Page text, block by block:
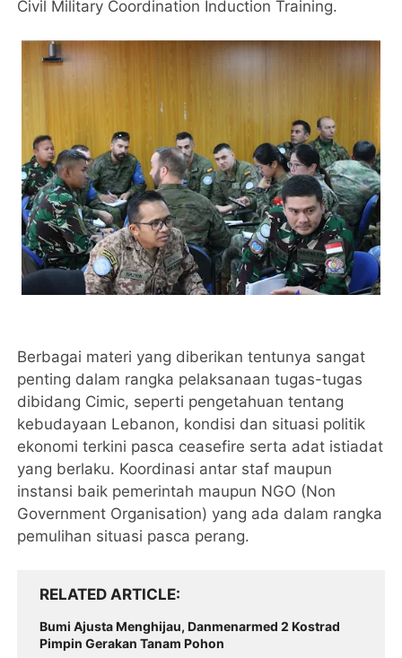
Civil Military Coordination Induction Training.
Berbagai materi yang diberikan tentunya sangat
penting dalam rangka pelaksanaan tugas-tugas
dibidang Cimic, seperti pengetahuan tentang
kebudayaan Lebanon, kondisi dan situasi politik
ekonomi terkini pasca ceasefire serta adat istiadat
yang berlaku. Koordinasi antar staf maupun
instansi baik pemerintah maupun NGO (Non
Government Organisation) yang ada dalam rangka
pemulihan situasi pasca perang.
RELATED ARTICLE
Bumi Ajusta Menghijau, Danmenarmed 2 Kostrad
Pimpin Gerakan Tanam Pohon